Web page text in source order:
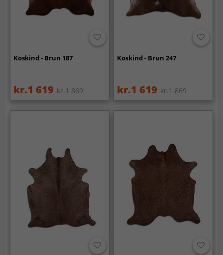
Koskind - Brun 187
kr.1 619 kr.1 869
Koskind - Brun 247
kr.1 619 kr.1 869